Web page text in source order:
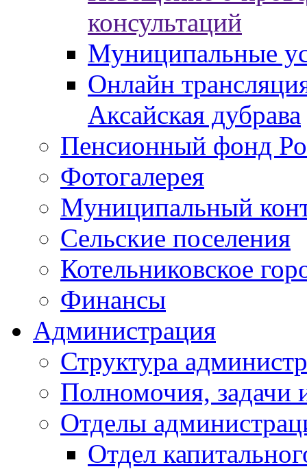
консультаций
Муниципальные
Онлайн
Аксайская дубрава
Пенсионный фонд
Фотогалерея
Муниципальный
Сельские поселения
Котельниковское
Финансы
Администрация
Структура
Полномочия, задачи
Отделы
Отдел